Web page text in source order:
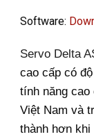
Software:
Servo Delta
cao cấp có
tính năng
Việt Nam và
thành hơn